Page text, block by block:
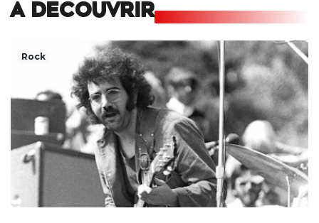
A DECOUVRIR
Rock